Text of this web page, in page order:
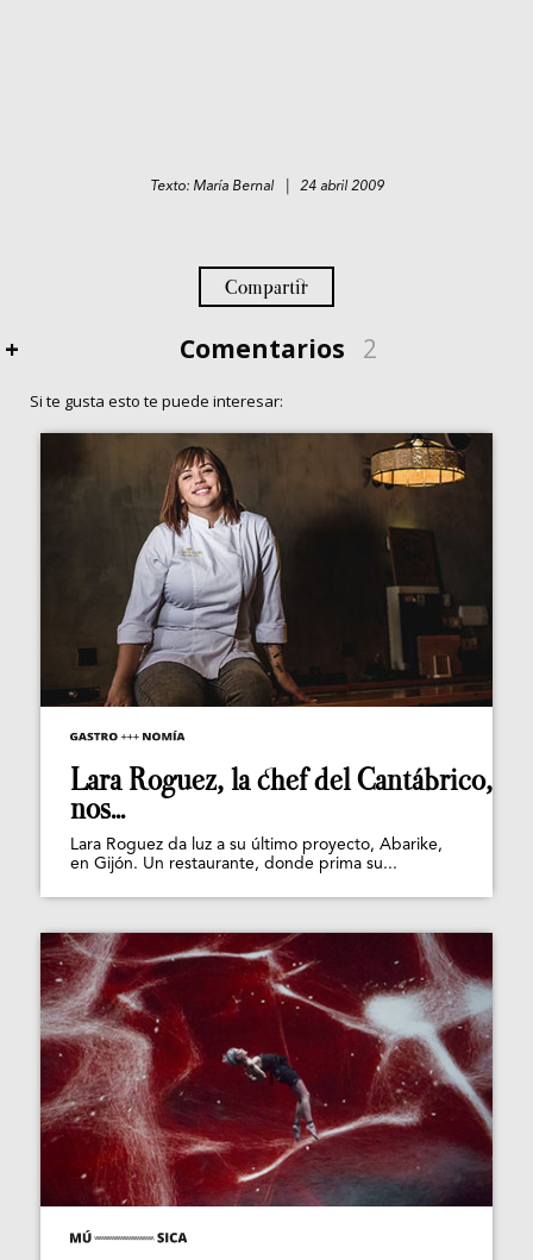
Texto: María Bernal | 24 abril 2009
Compartir
+ Comentarios 2
Si te gusta esto te puede interesar:
Lara Roguez, la chef del Cantábrico,
nos...
Lara Roguez da luz a su último proyecto, Abarike,
en Gijón. Un restaurante, donde prima su...